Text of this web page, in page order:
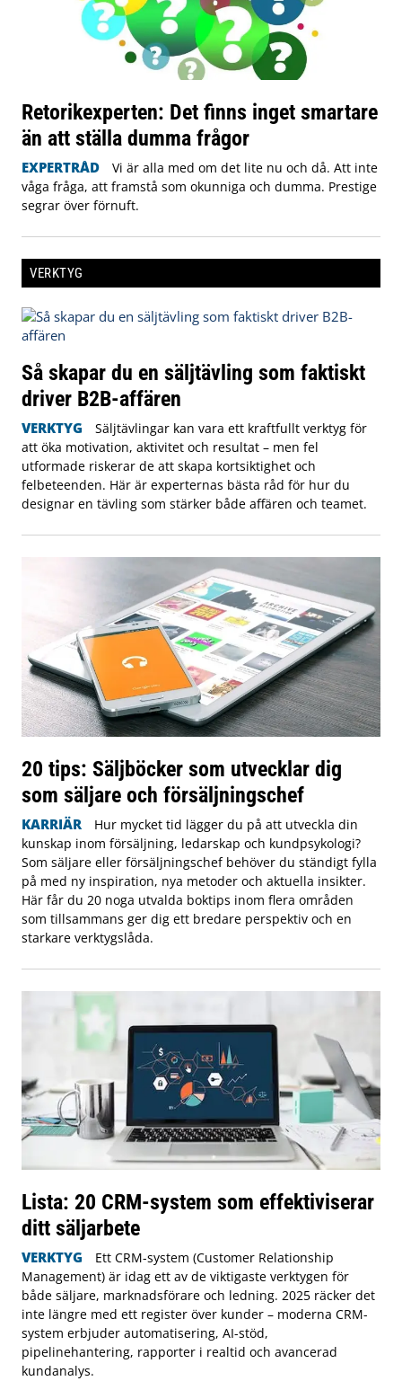
Retorikexperten: Det finns inget smartare
än att ställa dumma frågor
EXPERTRÅD
Vi är alla med om det lite nu och då. Att inte
våga fråga, att framstå som okunniga och dumma. Prestige
segrar över förnuft.
VERKTYG
Så skapar du en säljtävling som faktiskt
driver B2B-affären
VERKTYG
Säljtävlingar kan vara ett kraftfullt verktyg för
att öka motivation, aktivitet och resultat – men fel
utformade riskerar de att skapa kortsiktighet och
felbeteenden. Här är experternas bästa råd för hur du
designar en tävling som stärker både affären och teamet.
20 tips: Säljböcker som utvecklar dig
som säljare och försäljningschef
KARRIÄR
Hur mycket tid lägger du på att utveckla din
kunskap inom försäljning, ledarskap och kundpsykologi?
Som säljare eller försäljningschef behöver du ständigt fylla
på med ny inspiration, nya metoder och aktuella insikter.
Här får du 20 noga utvalda boktips inom flera områden
som tillsammans ger dig ett bredare perspektiv och en
starkare verktygslåda.
Lista: 20 CRM-system som effektiviserar
ditt säljarbete
VERKTYG
Ett CRM-system (Customer Relationship
Management) är idag ett av de viktigaste verktygen för
både säljare, marknadsförare och ledning. 2025 räcker det
inte längre med ett register över kunder – moderna CRM-
system erbjuder automatisering, AI-stöd,
pipelinehantering, rapporter i realtid och avancerad
kundanalys.